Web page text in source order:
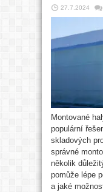
27.7.2024
Montované
populární
skladových
správné
několik
pomůže lépe
a jaké